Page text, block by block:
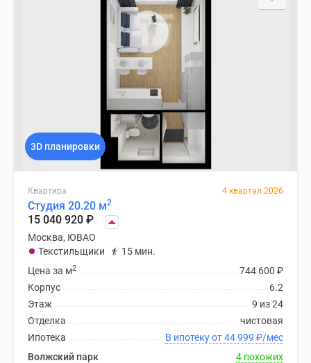
ипотека
Банки
программы
Медиа
Новости
недвижимости
Мнение
эксперта
Аналитика
рынка
Покупателю
Экспертиза
новостроек
3D планировки
Квартира 4 квартал 2026
Студия 20.20 м2
15 040 920 ₽
Москва, ЮВАО
Текстильщики
15 мин.
744 600 ₽
Цена за м2
6.2
Корпус
9 из 24
Этаж
чистовая
Отделка
В ипотеку от 44 999 ₽/мес
Ипотека
Волжский парк
4 похожих